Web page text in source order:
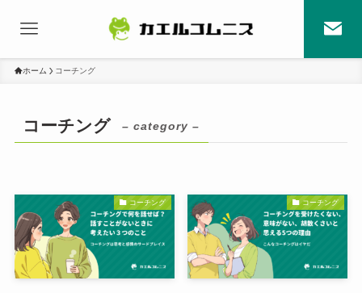
ホーム コーチング
コーチング – category –
コーチング コーチング